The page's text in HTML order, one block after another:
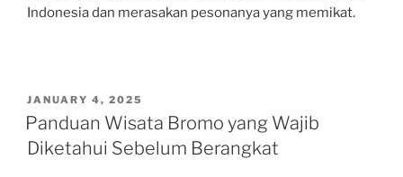
Indonesia dan merasakan pesonanya yang memikat.
POSTED
ON
JANUARY 4, 2025
Panduan Wisata Bromo yang Wajib
Diketahui Sebelum Berangkat